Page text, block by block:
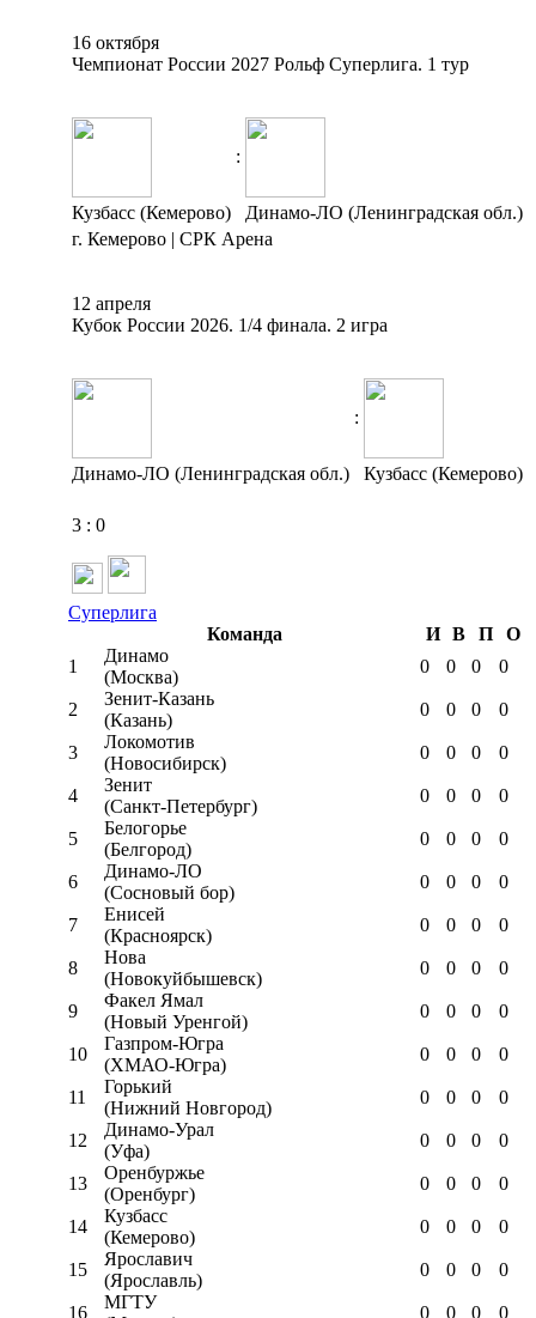
16 октября
Чемпионат России 2027 Рольф Суперлига. 1 тур
:
Кузбасс (Кемерово)
Динамо-ЛО (Ленинградская обл.)
г. Кемерово | СРК Арена
12 апреля
Кубок России 2026. 1/4 финала. 2 игра
:
Динамо-ЛО (Ленинградская обл.) Кузбасс (Кемерово)
3 : 0
Суперлига
Команда
И В П
О
1
Динамо
(Москва)
0 0 0 0
2
Зенит-Казань
(Казань)
0 0 0 0
3
Локомотив
(Новосибирск)
0 0 0 0
4
Зенит
(Санкт-Петербург)
0 0 0 0
5
Белогорье
(Белгород)
0 0 0 0
6
Динамо-ЛО
(Сосновый бор)
0 0 0 0
7
Енисей
(Красноярск)
0 0 0 0
8
Нова
(Новокуйбышевск)
0 0 0 0
9
Факел Ямал
(Новый Уренгой)
0 0 0 0
10
Газпром-Югра
(ХМАО-Югра)
0 0 0 0
11
Горький
(Нижний Новгород)
0 0 0 0
12
Динамо-Урал
(Уфа)
0 0 0 0
13
Оренбуржье
(Оренбург)
0 0 0 0
14
Кузбасс
(Кемерово)
0 0 0 0
15
Ярославич
(Ярославль)
0 0 0 0
16
МГТУ
0 0 0
0